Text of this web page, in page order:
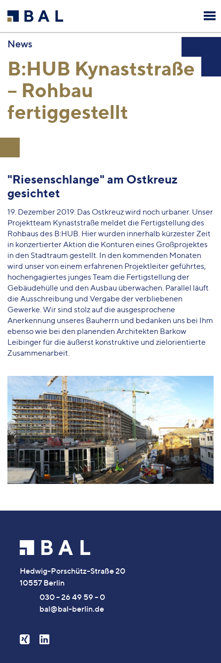
News
B:HUB Kynaststraße
– Rohbau
fertiggestellt
"Riesenschlange" am Ostkreuz
gesichtet
19. Dezember 2019: Das Ostkreuz wird noch urbaner. Unser
Projektteam Kynaststraße meldet die Fertigstellung des
Rohbaus des B:HUB. Hier wurden innerhalb kürzester Zeit
in konzertierter Aktion die Konturen eines Großprojektes
in den Stadtraum gestellt. In den kommenden Monaten
wird unser von einem erfahrenen Projektleiter geführtes,
hochengagiertes junges Team die Fertigstellung der
Gebäudehülle und den Ausbau überwachen. Parallel läuft
die Ausschreibung und Vergabe der verbliebenen
Gewerke. Wir sind stolz auf die ausgesprochene
Anerkennung unseres Bauherrn und bedanken uns bei Ihm
ebenso wie bei den planenden Architekten Barkow
Leibinger für die äußerst konstruktive und zielorientierte
Zusammenarbeit.
Hedwig-Porschütz-Straße 20
10557 Berlin
030 – 26 49 59 – 0
bal@bal-berlin.de